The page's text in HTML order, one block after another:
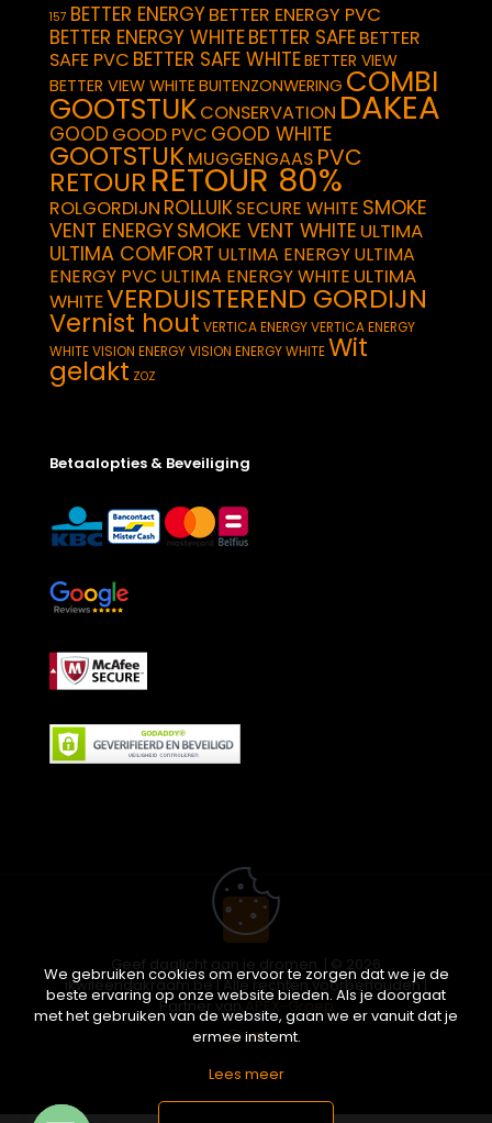
157 BETTER ENERGYBETTER ENERGY PVC
BETTER ENERGY WHITEBETTER SAFEBETTER
SAFE PVC BETTER SAFE WHITEBETTER VIEW
BETTER VIEW WHITEBUITENZONWERING COMBI
GOOTSTUKCONSERVATION DAKEA
GOOD GOOD PVC GOOD WHITE
GOOTSTUKMUGGENGAAS PVC
RETOUR RETOUR 80%
ROLGORDIJN ROLLUIKSECURE WHITE SMOKE
VENT ENERGYSMOKE VENT WHITE ULTIMA
ULTIMA COMFORT ULTIMA ENERGYULTIMA
ENERGY PVC ULTIMA ENERGY WHITE ULTIMA
WHITEVERDUISTEREND GORDIJN
Vernist hout VERTICA ENERGYVERTICA ENERGY
WHITEVISION ENERGYVISION ENERGY WHITEWit
gelakt ZOZ
Betaalopties & Beveiliging
Geef daglicht aan je dromen. | © 2026
ikwileendakraam.be | Alle rechten voorbehouden |
Partner vanAPEX-Groep
We gebruiken cookies om ervoor te zorgen dat we je de
beste ervaring op onze website bieden. Als je doorgaat
met het gebruiken van de website, gaan we er vanuit dat je
ermee instemt.
Lees meer